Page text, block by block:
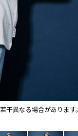
異なる場合があります。